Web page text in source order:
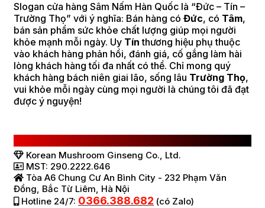
Slogan cửa hàng Sâm Nấm Hàn Quốc là “Đức – Tín –
Trường Thọ” với ý nghĩa: Bán hàng có Đức, có Tâm,
bán sản phẩm sức khỏe chất lượng giúp mọi người
khỏe mạnh mỗi ngày. Uy Tín thương hiệu phụ thuộc
vào khách hàng phản hồi, đánh giá, cố gắng làm hài
lòng khách hàng tối đa nhất có thể. Chỉ mong quý
khách hàng bách niên giai lão, sống lâu Trường Thọ,
vui khỏe mỗi ngày cùng mọi người là chúng tôi đã đạt
được ý nguyện!
Korean Mushroom Ginseng Co., Ltd.
MST: 290.2222.646
Tòa A6 Chung Cư An Bình City - 232 Phạm Văn
Đồng, Bắc Từ Liêm, Hà Nội
Hotline 24/7: 0366.388.682 (có Zalo)